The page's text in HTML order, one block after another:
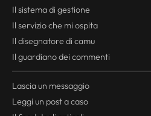
Il sistema di gestione
Il servizio che mi ospita
Il disegnatore di camu
Il guardiano dei commenti
Lascia un messaggio
Leggi un post a caso